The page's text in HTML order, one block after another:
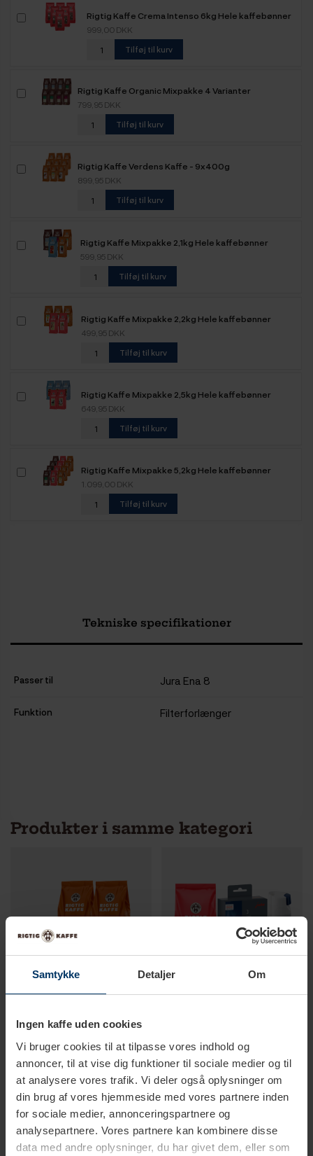
Samtykke Detaljer Om
Ingen kaffe uden cookies
Vi bruger cookies til at tilpasse vores indhold og
annoncer, til at vise dig funktioner til sociale medier og til
at analysere vores trafik. Vi deler også oplysninger om
din brug af vores hjemmeside med vores partnere inden
for sociale medier, annonceringspartnere og
analysepartnere. Vores partnere kan kombinere disse
data med andre oplysninger, du har givet dem, eller som
Rigtig Kaffe Crema Intenso 6kg Hele kaffebønner
999,00 DKK
Tilføj til kurv
Rigtig Kaffe Organic Mixpakke 4 Varianter
799,95 DKK
Tilføj til kurv
Rigtig Kaffe Verdens Kaffe - 9x400g
899,95 DKK
Tilføj til kurv
Rigtig Kaffe Mixpakke 2,1kg Hele kaffebønner
599,95 DKK
Tilføj til kurv
Rigtig Kaffe Mixpakke 2,2kg Hele kaffebønner
499,95 DKK
Tilføj til kurv
Rigtig Kaffe Mixpakke 2,5kg Hele kaffebønner
649,95 DKK
Tilføj til kurv
Rigtig Kaffe Mixpakke 5,2kg Hele kaffebønner
1.099,00 DKK
Tilføj til kurv
Tekniske specifikationer
Passer til Jura Ena 8
Funktion Filterforlænger
Produkter i samme kategori
1-2 hverdage
Jura Plejepakke - Claris
Smart+ Filtre 3 stk, Rens,
Afkalkning & 2x400g Rigtig
Kaffe Hele kaffebønner
999,95 DKK1.169,70 DKK
1-2 hverdage
Jura Plejepakke - Claris
Smart+
1.199,00 DKK